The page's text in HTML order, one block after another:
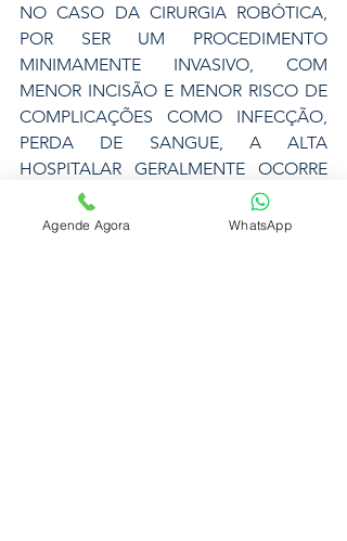
NO CASO DA CIRURGIA ROBÓTICA,
POR SER UM PROCEDIMENTO
MINIMAMENTE INVASIVO, COM
MENOR INCISÃO E MENOR RISCO DE
COMPLICAÇÕES COMO INFECÇÃO,
PERDA DE SANGUE, A ALTA
HOSPITALAR GERALMENTE OCORRE
MAIS RAPIDAMENTE, ASSIM COMO A
RECUPERAÇÃO E A VOLTA AS
Agende Agora WhatsApp